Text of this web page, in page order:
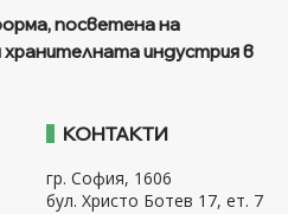
посветена на
индустрия в
КОНТАКТИ
гр. София, 1606
бул. Христо Ботев 17, ет. 7